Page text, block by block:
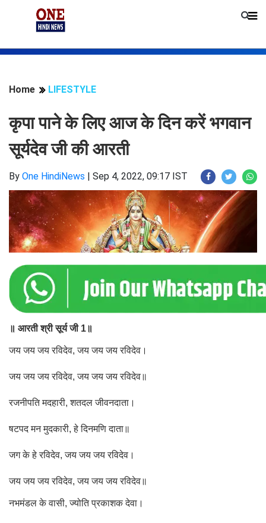
Home LIFESTYLE
कृपा पाने के लिए आज के दिन करें भगवान
सूर्यदेव जी की आरती
By One HindiNews | Sep 4, 2022, 09:17 IST
॥ आरती श्री सूर्य जी 1॥
जय जय जय रविदेव, जय जय जय रविदेव।
जय जय जय रविदेव, जय जय जय रविदेव॥
रजनीपति मदहारी, शतदल जीवनदाता।
षटपद मन मुदकारी, हे दिनमणि दाता॥
जग के हे रविदेव, जय जय जय रविदेव।
जय जय जय रविदेव, जय जय जय रविदेव॥
नभमंडल के वासी, ज्योति प्रकाशक देवा।